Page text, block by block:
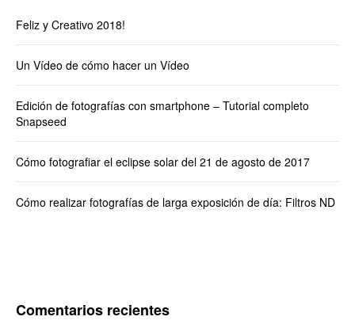
Feliz y Creativo 2018!
Un Vídeo de cómo hacer un Vídeo
Edición de fotografías con smartphone – Tutorial completo
Snapseed
Cómo fotografiar el eclipse solar del 21 de agosto de 2017
Cómo realizar fotografías de larga exposición de día: Filtros ND
Comentarios recientes